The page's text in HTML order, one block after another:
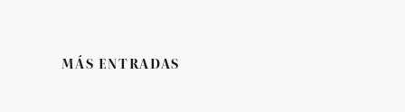
MÁS ENTRADAS